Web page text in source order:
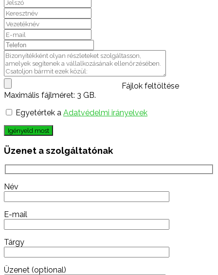
Fájlok feltöltése
Maximális fájlméret: 3 GB.
Egyetértek a Adatvédelmi irányelvek
Igényeld most
Üzenet a szolgáltatónak
Név
E-mail
Tárgy
Üzenet (optional)